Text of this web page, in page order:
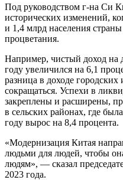
Под руководством г-на Си
исторических изменений,
и 1,4 млрд населения
процветания.
Например, чистый доход на
году увеличился на 6,1
разница в доходе
сокращаться. Успехи в
закреплены и расширены,
в сельских районах, где
году вырос на 8,4 процента.
«Модернизация Китая
людьми для людей, чтобы
людям», — сказал
2023 года.